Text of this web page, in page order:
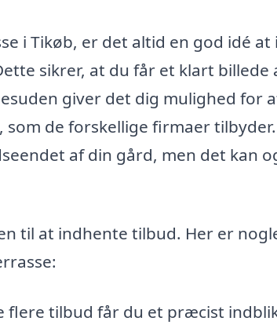
i Tikøb, er det altid en god idé at
sikrer, at du får et klart billede
giver det dig mulighed for
de forskellige firmaer
af din gård, men det kan
til at indhente tilbud. Her er
flere tilbud får du et præcist